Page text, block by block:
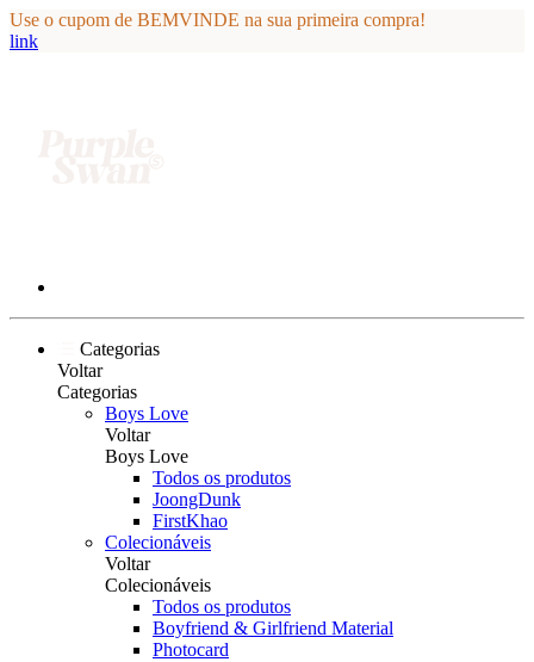
Use o cupom de BEMVINDE na sua primeira compra!
link
Categorias
Voltar
Categorias
Boys Love
Voltar
Boys Love
Todos os produtos
JoongDunk
FirstKhao
Colecionáveis
Voltar
Colecionáveis
Todos os produtos
Boyfriend & Girlfriend Material
Photocard